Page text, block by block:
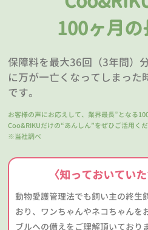
100ヶ月
保障料を最大36回（3年間）
に万が一亡くなってしまった
です。
お客様の声にお応えして、業界最長 ※ となる
Coo&RIKUだけの“あんしん”をぜひご活用くだ
※当社調べ
〈知っておいてい
動物愛護管理法でも飼い主の終生
おり、ワンちゃんやネコちゃんを
ブルへの備えをご理解頂いており